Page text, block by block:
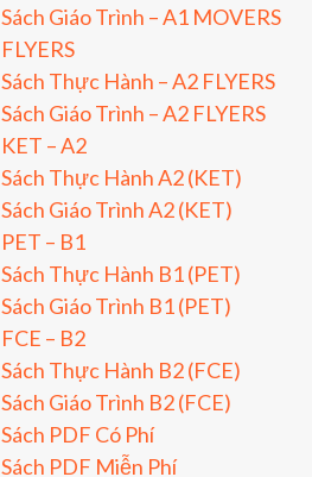
Sách Giáo Trình – A1 MOVERS
FLYERS
Sách Thực Hành – A2 FLYERS
Sách Giáo Trình – A2 FLYERS
KET – A2
Sách Thực Hành A2 (KET)
Sách Giáo Trình A2 (KET)
PET – B1
Sách Thực Hành B1 (PET)
Sách Giáo Trình B1 (PET)
FCE – B2
Sách Thực Hành B2 (FCE)
Sách Giáo Trình B2 (FCE)
Sách PDF Có Phí
Sách PDF Miễn Phí